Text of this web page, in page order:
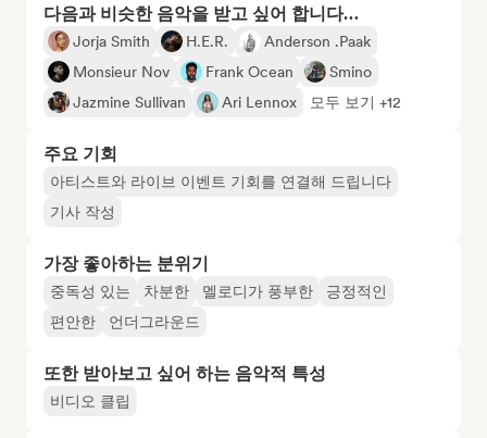
다음과 비슷한 음악을 받고 싶어 합니다…
Jorja Smith H.E.R.
Anderson .Paak
Monsieur Nov
Frank Ocean
Smino
Jazmine Sullivan
Ari Lennox 모두 보기 +12
주요 기회
아티스트와 라이브 이벤트 기회를 연결해 드립니다
기사 작성
가장 좋아하는 분위기
중독성 있는 차분한 멜로디가 풍부한
긍정적인
편안한
언더그라운드
또한 받아보고 싶어 하는 음악적 특성
비디오 클립